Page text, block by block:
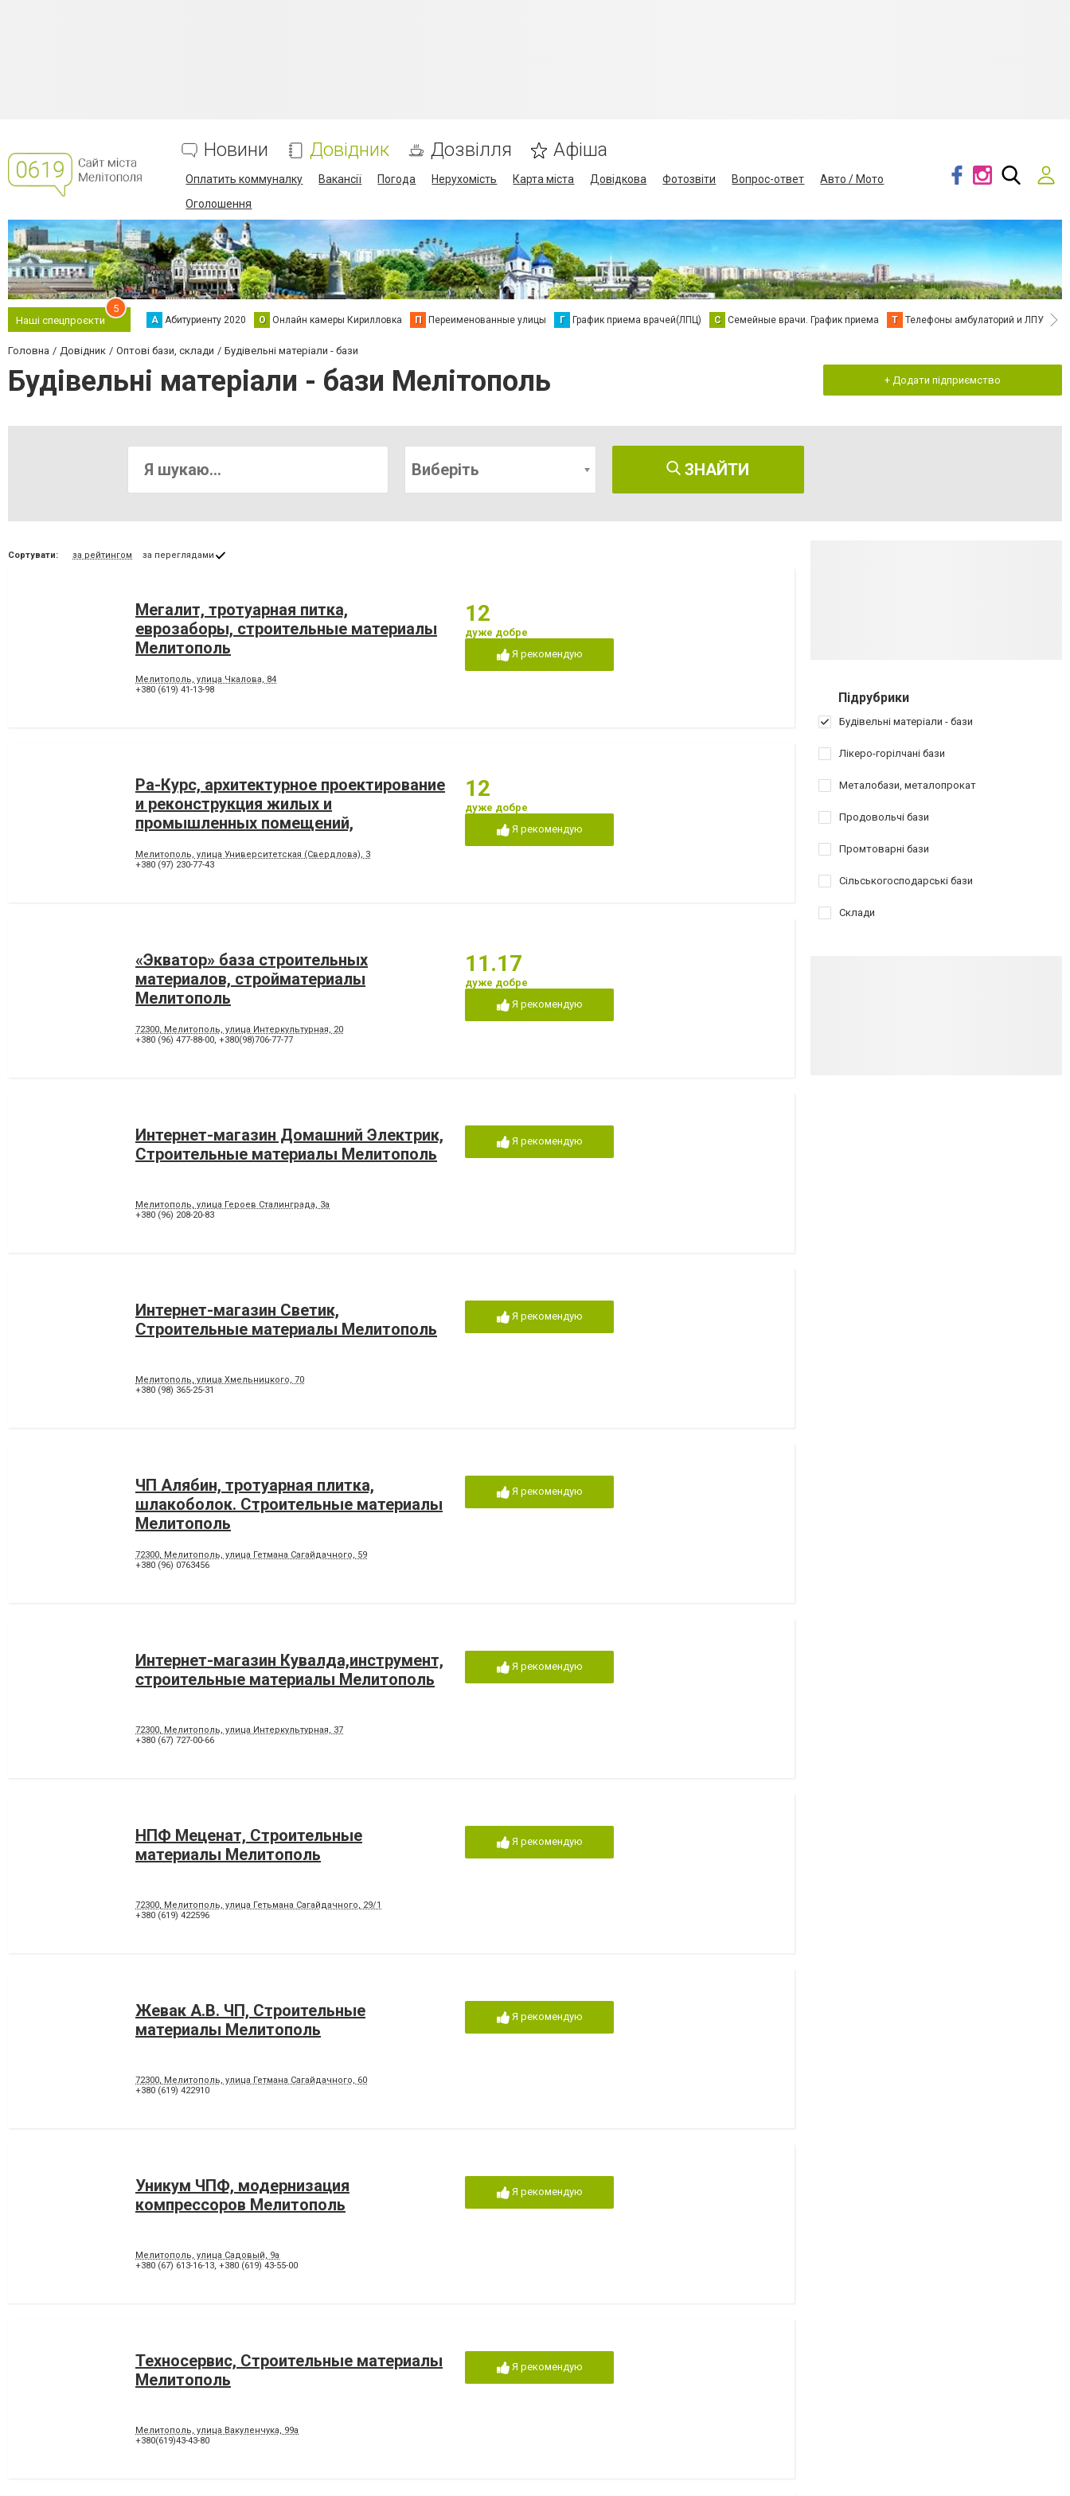
Новини Довідник Дозвілля Афіша
Оплатить коммуналку Вакансії Погода Нерухомість Карта міста Довідкова Фотозвіти Вопрос-ответ
Авто / Мото
Оголошення
Наші спецпроєкти
5
А Абитуриенту 2020 О Онлайн камеры Кирилловка П Переименованные улицы Г График приема врачей(ЛПЦ) С Семейные врачи. График приема Т Телефоны амбулаторий и ЛПУ В
Головна Довідник Оптові бази, склади Будівельні матеріали - бази
Будівельні матеріали - бази Мелітополь + Додати підприємство
Виберіть ЗНАЙТИ
Сортувати: за рейтингом за переглядами
Мегалит, тротуарная питка,
еврозаборы, строительные материалы
Мелитополь
Мелитополь, улица Чкалова, 84
+380 (619) 41-13-98
12
дуже добре
Я рекомендую
Ра-Курс, архитектурное проектирование
и реконструкция жилых и
промышленных помещений,
Мелитополь, улица Университетская (Свердлова), 3
+380 (97) 230-77-43
12
дуже добре
Я рекомендую
«Экватор» база строительных
материалов, стройматериалы
Мелитополь
72300, Мелитополь, улица Интеркультурная, 20
+380 (96) 477-88-00, +380(98)706-77-77
11.17
дуже добре
Я рекомендую
Интернет-магазин Домашний Электрик,
Строительные материалы Мелитополь
Мелитополь, улица Героев Сталинграда, 3а
+380 (96) 208-20-83
Я рекомендую
Интернет-магазин Светик,
Строительные материалы Мелитополь
Мелитополь, улица Хмельницкого, 70
+380 (98) 365-25-31
Я рекомендую
ЧП Алябин, тротуарная плитка,
шлакоболок. Строительные материалы
Мелитополь
72300, Мелитополь, улица Гетмана Сагайдачного, 59
+380 (96) 0763456
Я рекомендую
Интернет-магазин Кувалда,инструмент,
строительные материалы Мелитополь
72300, Мелитополь, улица Интеркультурная, 37
+380 (67) 727-00-66
Я рекомендую
НПФ Меценат, Строительные
материалы Мелитополь
72300, Мелитополь, улица Гетьмана Сагайдачного, 29/1
+380 (619) 422596
Я рекомендую
Жевак А.В. ЧП, Строительные
материалы Мелитополь
72300, Мелитополь, улица Гетмана Сагайдачного, 60
+380 (619) 422910
Я рекомендую
Уникум ЧПФ, модернизация
компрессоров Мелитополь
Мелитополь, улица Садовый, 9а
+380 (67) 613-16-13, +380 (619) 43-55-00
Я рекомендую
Техносервис, Строительные материалы
Мелитополь
Мелитополь, улица Вакуленчука, 99а
+380(619)43-43-80
Я рекомендую
Підрубрики
Будівельні матеріали - бази
Лікеро-горілчані бази
Металобази, металопрокат
Продовольчі бази
Промтоварні бази
Сільськогосподарські бази
Склади